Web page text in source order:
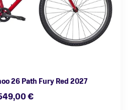
26 Path Fury Red 2027
€